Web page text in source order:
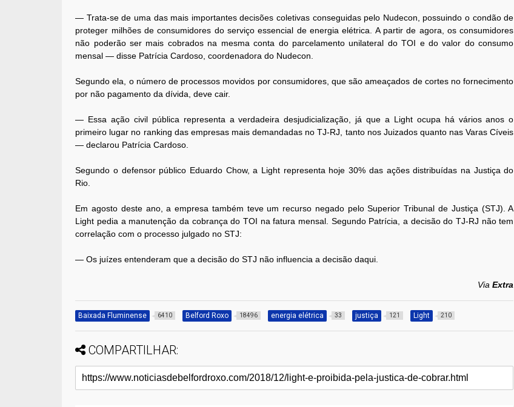
— Trata-se de uma das mais importantes decisões coletivas conseguidas pelo Nudecon, possuindo o condão de
proteger milhões de consumidores do serviço essencial de energia elétrica. A partir de agora, os consumidores
não poderão ser mais cobrados na mesma conta do parcelamento unilateral do TOI e do valor do consumo
mensal — disse Patrícia Cardoso, coordenadora do Nudecon.
Segundo ela, o número de processos movidos por consumidores, que são ameaçados de cortes no fornecimento
por não pagamento da dívida, deve cair.
— Essa ação civil pública representa a verdadeira desjudicialização, já que a Light ocupa há vários anos o
primeiro lugar no ranking das empresas mais demandadas no TJ-RJ, tanto nos Juizados quanto nas Varas Cíveis
— declarou Patrícia Cardoso.
Segundo o defensor público Eduardo Chow, a Light representa hoje 30% das ações distribuídas na Justiça do
Rio.
Em agosto deste ano, a empresa também teve um recurso negado pelo Superior Tribunal de Justiça (STJ). A
Light pedia a manutenção da cobrança do TOI na fatura mensal. Segundo Patrícia, a decisão do TJ-RJ não tem
correlação com o processo julgado no STJ:
— Os juízes entenderam que a decisão do STJ não influencia a decisão daqui.
ViaExtra
Baixada Fluminense 6410 Belford Roxo 18496 energia elétrica 33 justiça 121 Light 210
COMPARTILHAR: